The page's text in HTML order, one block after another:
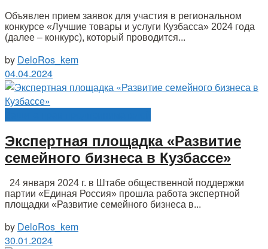
Объявлен прием заявок для участия в региональном
конкурсе «Лучшие товары и услуги Кузбасса» 2024 года
(далее – конкурс), который проводится...
by DeloRos_kem
04.04.2024
Экспертная площадка «Развитие
семейного бизнеса в Кузбассе»
24 января 2024 г. в Штабе общественной поддержки
партии «Единая Россия» прошла работа экспертной
площадки «Развитие семейного бизнеса в...
by DeloRos_kem
30.01.2024